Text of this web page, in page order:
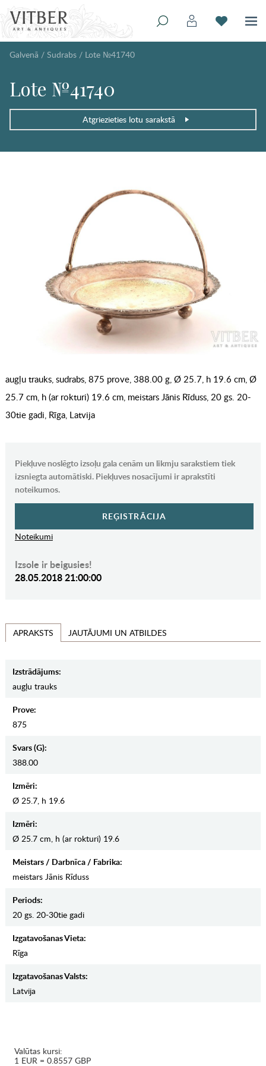
Galvenā / Sudrabs / Lote №41740
Lote №41740
Atgriezieties lotu sarakstā
augļu trauks, sudrabs, 875 prove, 388.00 g, Ø 25.7, h 19.6 cm, Ø
25.7 cm, h (ar rokturi) 19.6 cm, meistars Jānis Rīduss, 20 gs. 20-
30tie gadi, Rīga, Latvija
Piekļuve noslēgto izsoļu gala cenām un likmju sarakstiem tiek
izsniegta automātiski. Piekļuves nosacījumi ir aprakstīti
noteikumos.
REĢISTRĀCIJA
Noteikumi
Izsole ir beigusies!
28.05.2018 21:00:00
APRAKSTS JAUTĀJUMI UN ATBILDES
Izstrādājums:
augļu trauks
Prove:
875
Svars (g):
388.00
Izmēri:
Ø 25.7, h 19.6
Izmēri:
Ø 25.7 cm, h (ar rokturi) 19.6
Meistars / Darbnīca / Fabrika:
meistars Jānis Rīduss
Periods:
20 gs. 20-30tie gadi
Izgatavošanas Vieta:
Rīga
Izgatavošanas Valsts:
Latvija
Valūtas kursi:
1 EUR = 0.8557 GBP